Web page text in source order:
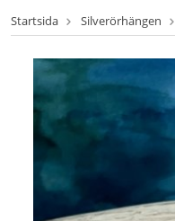
Startsida Silverörhängen